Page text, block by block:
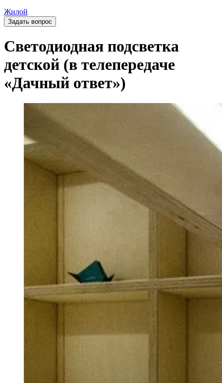
Жилой
Задать вопрос
Светодиодная подсветка
детской (в телепередаче
«Дачный ответ»)